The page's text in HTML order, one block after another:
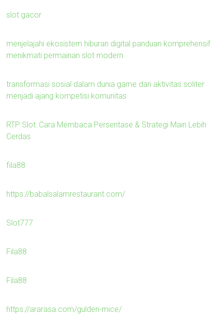
slot gacor
menjelajahi ekosistem hiburan digital panduan komprehensif
menikmati permainan slot modern
transformasi sosial dalam dunia game dari aktivitas soliter
menjadi ajang kompetisi komunitas
RTP Slot: Cara Membaca Persentase & Strategi Main Lebih
Cerdas
fila88
https://babalsalamrestaurant.com/
Slot777
Fila88
Fila88
https://ararasa.com/gulden-mice/